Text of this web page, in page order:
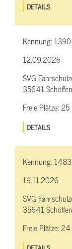
DETAILS
Kennung: 1390
12.09.2026
SVG
35641
Freie Plätze:25
DETAILS
Kennung: 1483
19.11.2026
SVG
35641
Freie Plätze:24